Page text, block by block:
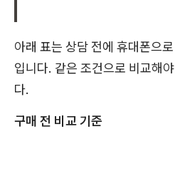
아래 표는 상담 전에 휴대폰으
입니다. 같은 조건으로 비교해
다.
구매 전 비교 기준